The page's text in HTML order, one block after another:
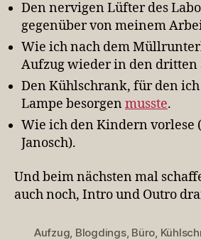
Den nervigen Lüfter des
gegenüber von meinem
Wie ich nach dem
Aufzug wieder in den dritten
Den Kühlschrank, für den
Lampe besorgen musste.
Wie ich den Kindern vorlese
Janosch).
Und beim nächsten mal
auch noch, Intro und Outro
Aufzug Blogdings, Büro